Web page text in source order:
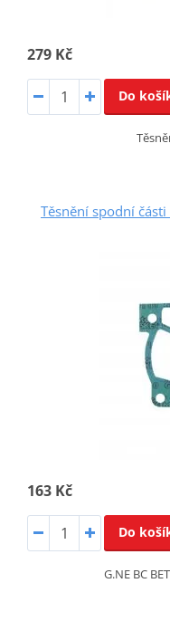
279 Kč
Do
Těsnění spodní
163 Kč
Do
G.NE BC